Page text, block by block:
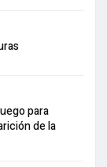
para
de la